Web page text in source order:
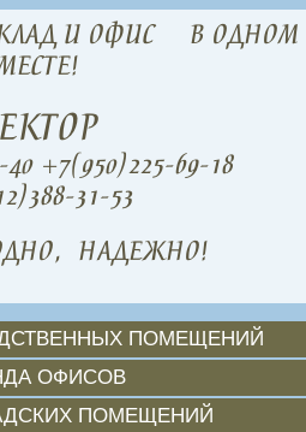
И ОФИС В ОДНОМ
40 +7(950)225-69-18
31-53
НАДЕЖНО!
ПОМЕЩЕНИЙ
ОФИСОВ
ПОМЕЩЕНИЙ